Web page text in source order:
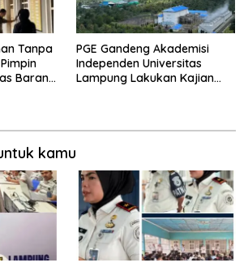
Tanpa
Barang
PGE Gandeng Akademisi
Independen Universitas
Lampung Lakukan Kajian
kamu